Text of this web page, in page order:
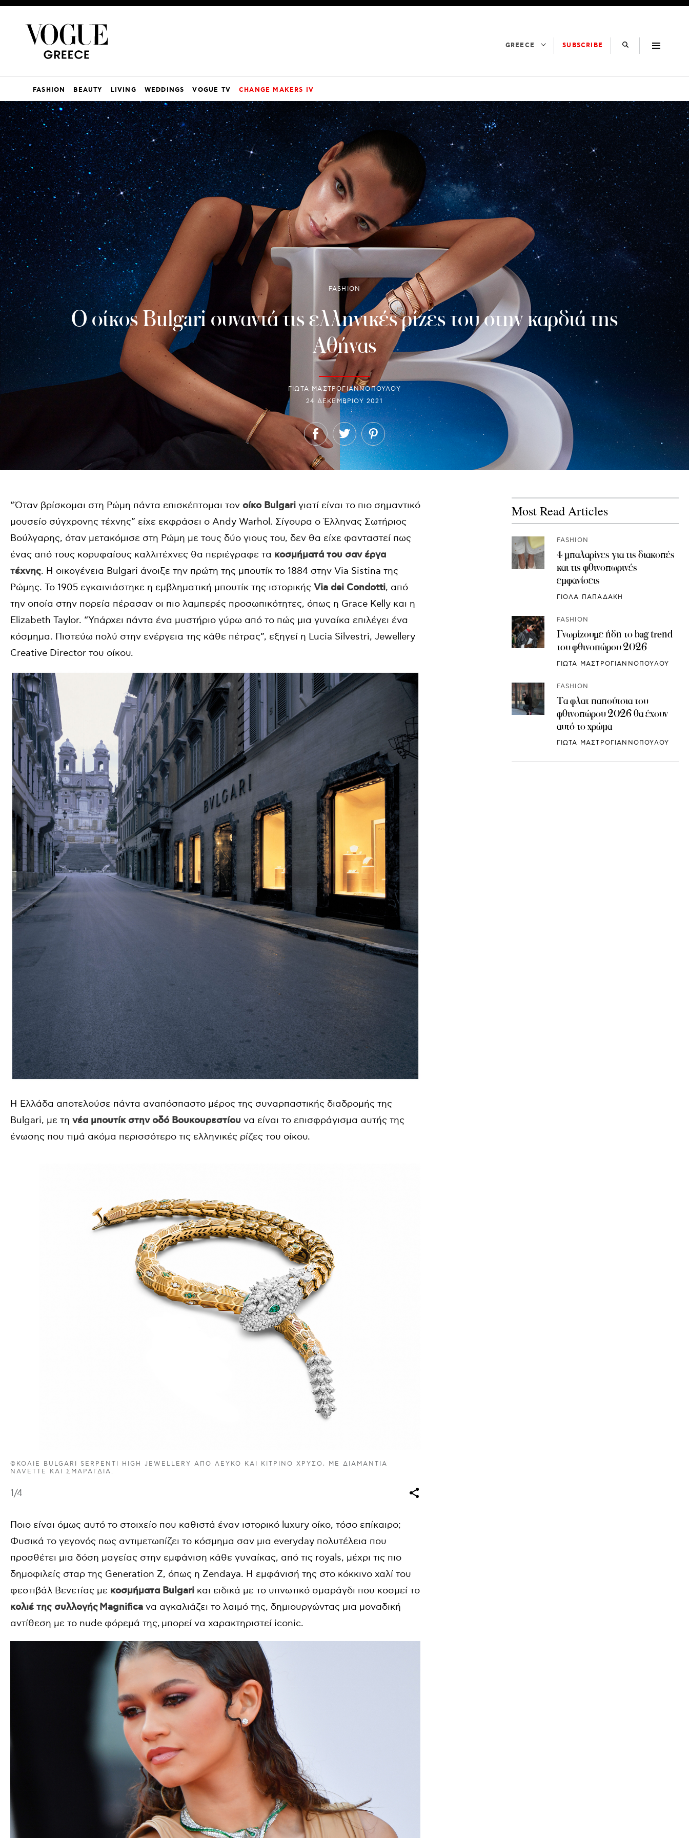
GREECE SUBSCRIBE
FASHION BEAUTY LIVING WEDDINGS VOGUE TV CHANGE MAKERS IV
FASHION
Ο οίκος Bulgari συναντά τις ελληνικές ρίζες του στην καρδιά της
Αθήνας
ΓΙΩΤΑ ΜΑΣΤΡΟΓΙΑΝΝΟΠΟΥΛΟΥ
24 ΔΕΚΕΜΒΡΊΟΥ 2021
“Όταν βρίσκομαι στη Ρώμη πάντα επισκέπτομαι τον οίκο Bulgari γιατί είναι το πιο σημαντικό
μουσείο σύγχρονης τέχνης” είχε εκφράσει ο Andy Warhol. Σίγουρα ο Έλληνας Σωτήριος
Βούλγαρης, όταν μετακόμισε στη Ρώμη με τους δύο γιους του, δεν θα είχε φανταστεί πως
ένας από τους κορυφαίους καλλιτέχνες θα περιέγραφε τα κοσμήματά του σαν έργα
τέχνης. Η οικογένεια Bulgari άνοιξε την πρώτη της μπουτίκ το 1884 στην Via Sistina της
Ρώμης. Το 1905 εγκαινιάστηκε η εμβληματική μπουτίκ της ιστορικής Via dei Condotti, από
την οποία στην πορεία πέρασαν οι πιο λαμπερές προσωπικότητες, όπως η Grace Kelly και η
Elizabeth Taylor. “Υπάρχει πάντα ένα μυστήριο γύρω από το πώς μια γυναίκα επιλέγει ένα
κόσμημα. Πιστεύω πολύ στην ενέργεια της κάθε πέτρας”, εξηγεί η Lucia Silvestri, Jewellery
Creative Director του οίκου.
Η Ελλάδα αποτελούσε πάντα αναπόσπαστο μέρος της συναρπαστικής διαδρομής της
Bulgari, με τη νέα μπουτίκ στην οδό Βουκουρεστίου να είναι το επισφράγισμα αυτής της
ένωσης που τιμά ακόμα περισσότερο τις ελληνικές ρίζες του οίκου.
©ΚΟΛΙΈ BULGARI SERPENTI HIGH JEWELLERY ΑΠΌ ΛΕΥΚΌ ΚΑΙ ΚΊΤΡΙΝΟ ΧΡΥΣΌ, ΜΕ ΔΙΑΜΆΝΤΙΑ
NAVETTE ΚΑΙ ΣΜΑΡΆΓΔΙΑ.
1/4
Ποιο είναι όμως αυτό το στοιχείο που καθιστά έναν ιστορικό luxury οίκο, τόσο επίκαιρο;
Φυσικά το γεγονός πως αντιμετωπίζει το κόσμημα σαν μια everyday πολυτέλεια που
προσθέτει μια δόση μαγείας στην εμφάνιση κάθε γυναίκας, από τις royals, μέχρι τις πιο
δημοφιλείς σταρ της Generation Z, όπως η Zendaya. Η εμφάνισή της στο κόκκινο χαλί του
φεστιβάλ Βενετίας με κοσμήματα Bulgari και ειδικά με το υπνωτικό σμαράγδι που κοσμεί το
κολιέ της συλλογήςMagnifica να αγκαλιάζει το λαιμό της, δημιουργώντας μια μοναδική
αντίθεση με το nude φόρεμά της, μπορεί να χαρακτηριστεί iconic.
Most Read Articles
FASHION
4 μπαλαρίνες για τις διακοπές
και τις φθινοπωρινές
εμφανίσεις
ΓΙΟΛΑ ΠΑΠΑΔΑΚΗ
FASHION
Γνωρίζουμε ήδη το bag trend
του φθινοπώρου 2026
ΓΙΩΤΑ ΜΑΣΤΡΟΓΙΑΝΝΟΠΟΥΛΟΥ
FASHION
Τα φλατ παπούτσια του
φθινοπώρου 2026 θα έχουν
αυτό το χρώμα
ΓΙΩΤΑ ΜΑΣΤΡΟΓΙΑΝΝΟΠΟΥΛΟΥ